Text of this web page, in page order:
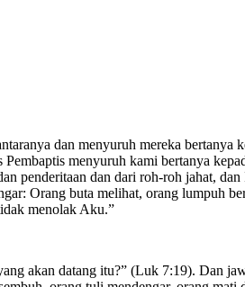
dan menyuruh mereka bertanya
menyuruh kami bertanya
penderitaan dan dari roh-roh jahat,
Orang buta melihat, orang lumpuh
menolak Aku.”
akan datang itu?” (Luk 7:19). Dan